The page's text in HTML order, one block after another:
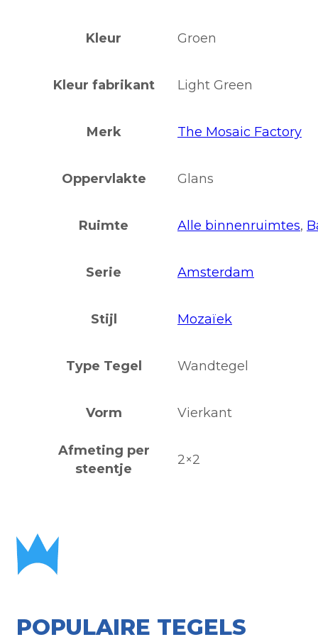
Kleur Groen
Kleur fabrikant Light Green
Merk The Mosaic Factory
Oppervlakte Glans
Ruimte Alle binnenruimtes,
Serie Amsterdam
Stijl Mozaïek
Type Tegel Wandtegel
Vorm Vierkant
Afmeting per
steentje
2×2
POPULAIRE TEGELS